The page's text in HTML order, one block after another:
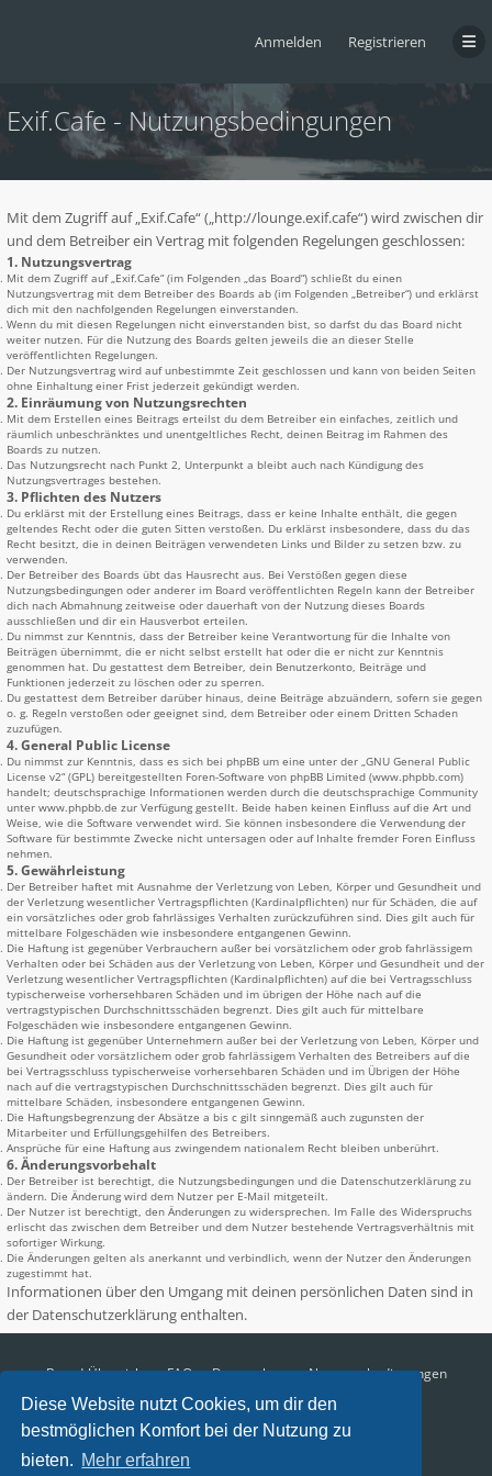
Diese Website nutzt Cookies, um dir den
bestmöglichen Komfort bei der Nutzung zu
bieten. Mehr erfahren
Anmelden Registrieren
Exif.Cafe - Nutzungsbedingungen
Mit dem Zugriff auf „Exif.Cafe“ („http://lounge.exif.cafe“) wird zwischen dir
und dem Betreiber ein Vertrag mit folgenden Regelungen geschlossen:
1. Nutzungsvertrag
Mit dem Zugriff auf „Exif.Cafe“ (im Folgenden „das Board“) schließt du einen
Nutzungsvertrag mit dem Betreiber des Boards ab (im Folgenden „Betreiber“) und erklärst
dich mit den nachfolgenden Regelungen einverstanden.
Wenn du mit diesen Regelungen nicht einverstanden bist, so darfst du das Board nicht
weiter nutzen. Für die Nutzung des Boards gelten jeweils die an dieser Stelle
veröffentlichten Regelungen.
Der Nutzungsvertrag wird auf unbestimmte Zeit geschlossen und kann von beiden Seiten
ohne Einhaltung einer Frist jederzeit gekündigt werden.
2. Einräumung von Nutzungsrechten
Mit dem Erstellen eines Beitrags erteilst du dem Betreiber ein einfaches, zeitlich und
räumlich unbeschränktes und unentgeltliches Recht, deinen Beitrag im Rahmen des
Boards zu nutzen.
Das Nutzungsrecht nach Punkt 2, Unterpunkt a bleibt auch nach Kündigung des
Nutzungsvertrages bestehen.
3. Pflichten des Nutzers
Du erklärst mit der Erstellung eines Beitrags, dass er keine Inhalte enthält, die gegen
geltendes Recht oder die guten Sitten verstoßen. Du erklärst insbesondere, dass du das
Recht besitzt, die in deinen Beiträgen verwendeten Links und Bilder zu setzen bzw. zu
verwenden.
Der Betreiber des Boards übt das Hausrecht aus. Bei Verstößen gegen diese
Nutzungsbedingungen oder anderer im Board veröffentlichten Regeln kann der Betreiber
dich nach Abmahnung zeitweise oder dauerhaft von der Nutzung dieses Boards
ausschließen und dir ein Hausverbot erteilen.
Du nimmst zur Kenntnis, dass der Betreiber keine Verantwortung für die Inhalte von
Beiträgen übernimmt, die er nicht selbst erstellt hat oder die er nicht zur Kenntnis
genommen hat. Du gestattest dem Betreiber, dein Benutzerkonto, Beiträge und
Funktionen jederzeit zu löschen oder zu sperren.
Du gestattest dem Betreiber darüber hinaus, deine Beiträge abzuändern, sofern sie gegen
o. g. Regeln verstoßen oder geeignet sind, dem Betreiber oder einem Dritten Schaden
zuzufügen.
4. General Public License
Du nimmst zur Kenntnis, dass es sich bei phpBB um eine unter der „GNU General Public
License v2“ (GPL) bereitgestellten Foren-Software von phpBB Limited (www.phpbb.com)
handelt; deutschsprachige Informationen werden durch die deutschsprachige Community
unter www.phpbb.de zur Verfügung gestellt. Beide haben keinen Einfluss auf die Art und
Weise, wie die Software verwendet wird. Sie können insbesondere die Verwendung der
Software für bestimmte Zwecke nicht untersagen oder auf Inhalte fremder Foren Einfluss
nehmen.
5. Gewährleistung
Der Betreiber haftet mit Ausnahme der Verletzung von Leben, Körper und Gesundheit und
der Verletzung wesentlicher Vertragspflichten (Kardinalpflichten) nur für Schäden, die auf
ein vorsätzliches oder grob fahrlässiges Verhalten zurückzuführen sind. Dies gilt auch für
mittelbare Folgeschäden wie insbesondere entgangenen Gewinn.
Die Haftung ist gegenüber Verbrauchern außer bei vorsätzlichem oder grob fahrlässigem
Verhalten oder bei Schäden aus der Verletzung von Leben, Körper und Gesundheit und der
Verletzung wesentlicher Vertragspflichten (Kardinalpflichten) auf die bei Vertragsschluss
typischerweise vorhersehbaren Schäden und im übrigen der Höhe nach auf die
vertragstypischen Durchschnittsschäden begrenzt. Dies gilt auch für mittelbare
Folgeschäden wie insbesondere entgangenen Gewinn.
Die Haftung ist gegenüber Unternehmern außer bei der Verletzung von Leben, Körper und
Gesundheit oder vorsätzlichem oder grob fahrlässigem Verhalten des Betreibers auf die
bei Vertragsschluss typischerweise vorhersehbaren Schäden und im Übrigen der Höhe
nach auf die vertragstypischen Durchschnittsschäden begrenzt. Dies gilt auch für
mittelbare Schäden, insbesondere entgangenen Gewinn.
Die Haftungsbegrenzung der Absätze a bis c gilt sinngemäß auch zugunsten der
Mitarbeiter und Erfüllungsgehilfen des Betreibers.
Ansprüche für eine Haftung aus zwingendem nationalem Recht bleiben unberührt.
6. Änderungsvorbehalt
Der Betreiber ist berechtigt, die Nutzungsbedingungen und die Datenschutzerklärung zu
ändern. Die Änderung wird dem Nutzer per E-Mail mitgeteilt.
Der Nutzer ist berechtigt, den Änderungen zu widersprechen. Im Falle des Widerspruchs
erlischt das zwischen dem Betreiber und dem Nutzer bestehende Vertragsverhältnis mit
sofortiger Wirkung.
Die Änderungen gelten als anerkannt und verbindlich, wenn der Nutzer den Änderungen
zugestimmt hat.
Informationen über den Umgang mit deinen persönlichen Daten sind in
der Datenschutzerklärung enthalten.
Board-Übersicht FAQ Datenschutz
Nutzungsbedingungen
Alle Zeiten sindUTC+02:00
Aktuelle Zeit: 10.08.2026, 04:26